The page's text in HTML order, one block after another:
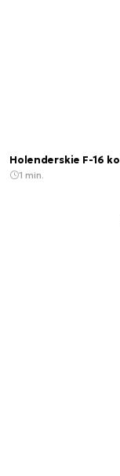
Holenderskie F-16
1 min.